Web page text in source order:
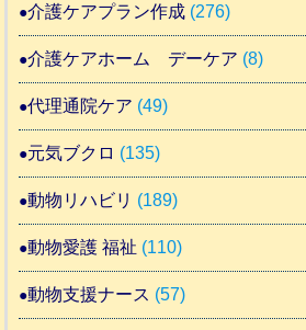
介護ケアプラン作成 (276)
介護ケアホーム デーケア (8)
代理通院ケア (49)
元気ブクロ (135)
動物リハビリ (189)
動物愛護 福祉 (110)
動物支援ナース (57)